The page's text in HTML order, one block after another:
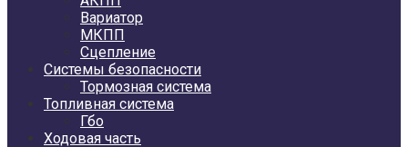
Вариатор
МКПП
Сцепление
Системы безопасности
Тормозная система
Топливная система
Гбо
Ходовая часть